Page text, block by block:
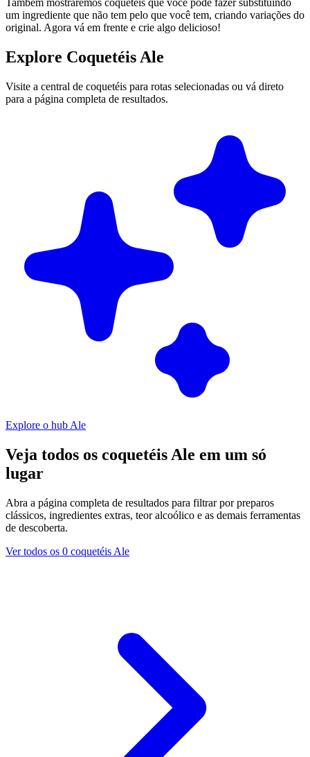
Também mostraremos coquetéis que você pode fazer substituindo
um ingrediente que não tem pelo que você tem, criando variações do
original. Agora vá em frente e crie algo delicioso!
Explore Coquetéis Ale
Visite a central de coquetéis para rotas selecionadas ou vá direto
para a página completa de resultados.
Explore o hub Ale
Veja todos os coquetéis Ale em um só
lugar
Abra a página completa de resultados para filtrar por preparos
clássicos, ingredientes extras, teor alcoólico e as demais ferramentas
de descoberta.
Ver todos os 0 coquetéis Ale